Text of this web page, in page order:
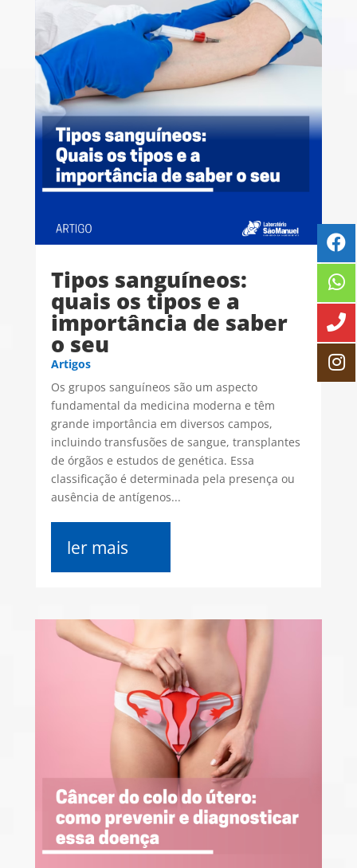
Tipos sanguíneos:
quais os tipos e a
importância de saber
o seu
Artigos
Os grupos sanguíneos são um aspecto
fundamental da medicina moderna e têm
grande importância em diversos campos,
incluindo transfusões de sangue, transplantes
de órgãos e estudos de genética. Essa
classificação é determinada pela presença ou
ausência de antígenos...
ler mais